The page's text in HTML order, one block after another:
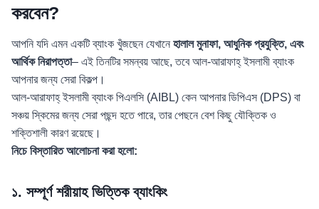
করবেন?
আপনি যদি এমন একটি ব্যাংক খুঁজছেন যেখানে হালাল মুনাফা, আধুনিক প্রযুক্তি, এবং
আর্থিক নিরাপত্তা– এই তিনটির সমন্বয় আছে, তবে আল-আরাফাহ্ ইসলামী ব্যাংক
আপনার জন্য সেরা বিকল্প।
আল-আরাফাহ্ ইসলামী ব্যাংক পিএলসি (AIBL) কেন আপনার ডিপিএস (DPS) বা
সঞ্চয় স্কিমের জন্য সেরা পছন্দ হতে পারে, তার পেছনে বেশ কিছু যৌক্তিক ও
শক্তিশালী কারণ রয়েছে।
নিচে বিস্তারিত আলোচনা করা হলো:
১. সম্পূর্ণ শরীয়াহ ভিত্তিক ব্যাংকিং